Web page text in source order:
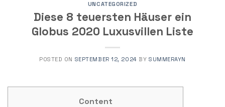
UNCATEGORIZED
Diese 8 teuersten Häuser ein
Globus 2020 Luxusvillen Liste
POSTED ON SEPTEMBER 12, 2024 BY SUMMERAYN
Content